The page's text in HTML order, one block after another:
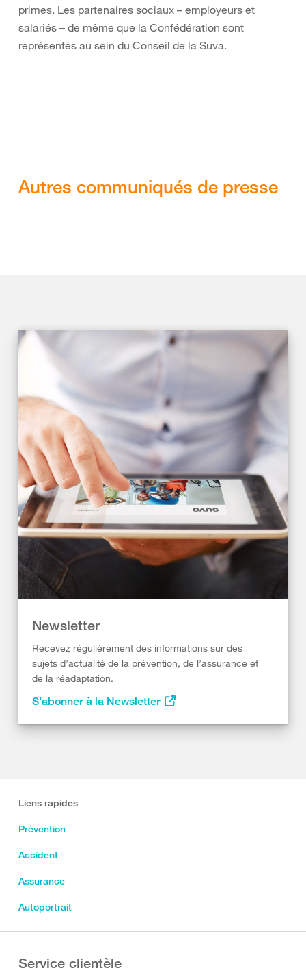
primes. Les partenaires sociaux – employeurs et
salariés – de même que la Confédération sont
représentés au sein du Conseil de la Suva.
Autres communiqués de presse
Newsletter
Recevez régulièrement des informations sur des
sujets d’actualité de la prévention, de l’assurance et
de la réadaptation.
S’abonner à la Newsletter
Liens rapides
Prévention
Accident
Assurance
Autoportrait
Service clientèle